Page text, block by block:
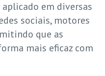
em diversas
sociais, motores
que as
mais eficaz com